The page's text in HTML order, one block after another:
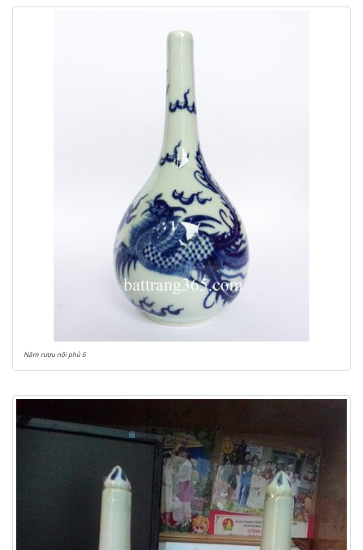
Nậm rượu nội phủ 6